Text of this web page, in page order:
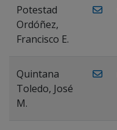
Potestad
Ordóñez,
Francisco E.
Quintana
Toledo, José
M.